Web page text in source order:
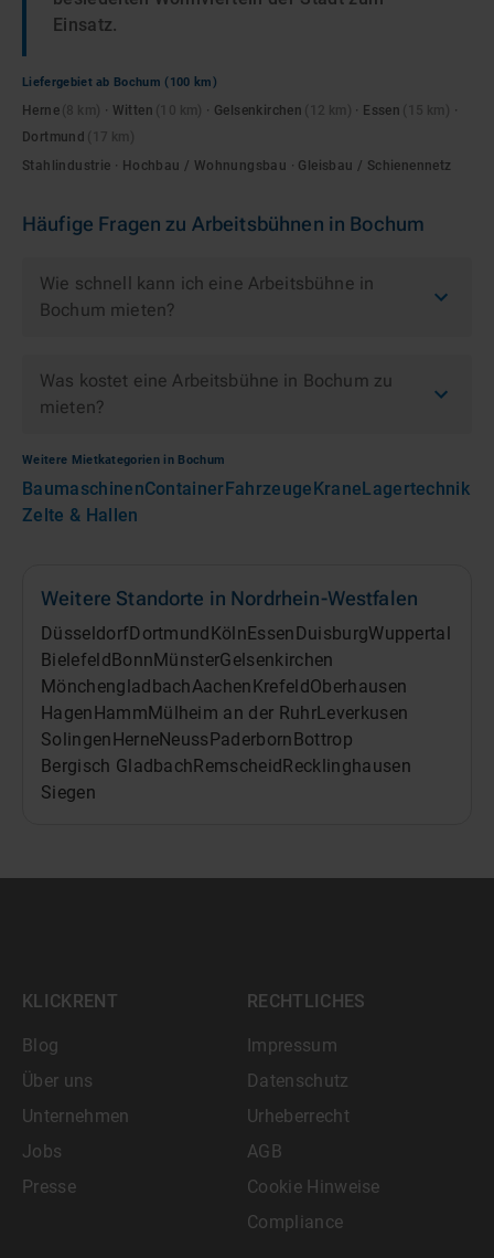
Einsatz.
Liefergebiet ab Bochum (100 km)
Herne · Witten · Gelsenkirchen · Essen
·
Dortmund
Stahlindustrie · Hochbau / Wohnungsbau · Gleisbau / Schienennetz
Häufige Fragen zu Arbeitsbühnen in Bochum
Wie schnell kann ich eine Arbeitsbühne in
Bochum mieten?
Was kostet eine Arbeitsbühne in Bochum zu
mieten?
Weitere Mietkategorien in Bochum
BaumaschinenContainerFahrzeugeKraneLagertechnik
Zelte & Hallen
Weitere Standorte in Nordrhein-Westfalen
DüsseldorfDortmund Köln Essen DuisburgWuppertal
Bielefeld Bonn MünsterGelsenkirchen
MönchengladbachAachen Krefeld Oberhausen
Hagen Hamm Mülheim an der RuhrLeverkusen
Solingen HerneNeuss Paderborn Bottrop
Bergisch Gladbach Remscheid Recklinghausen
Siegen
KLICKRENT
Blog
Über uns
Unternehmen
Jobs
Presse
RECHTLICHES
Impressum
Datenschutz
Urheberrecht
AGB
Cookie Hinweise
Compliance